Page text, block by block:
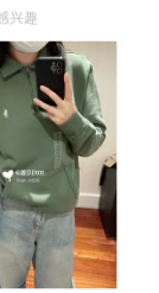
兴趣